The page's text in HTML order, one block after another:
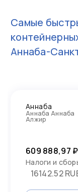
Самые
Аннаба-
Аннаба
Аннаба Аннаба
Алжир
609 888,97 ₽
Налоги и
16142.52